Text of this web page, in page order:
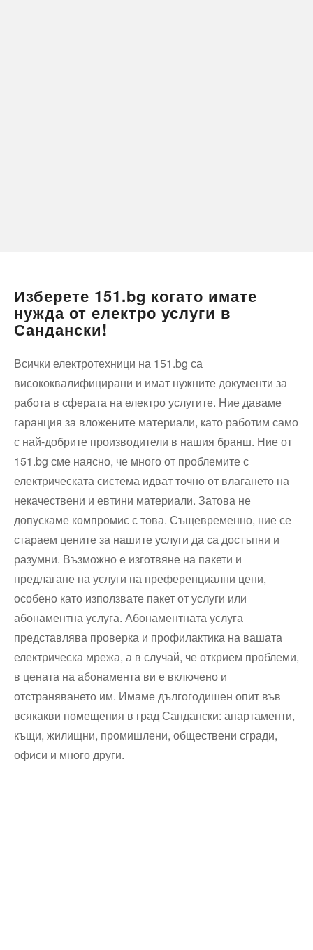
Изберете 151.bg когато имате
нужда от електро услуги в
Сандански!
Всички електротехници на 151.bg са
висококвалифицирани и имат нужните документи за
работа в сферата на електро услугите. Ние даваме
гаранция за вложените материали, като работим само
с най-добрите производители в нашия бранш. Ние от
151.bg сме наясно, че много от проблемите с
електрическата система идват точно от влагането на
некачествени и евтини материали. Затова не
допускаме компромис с това. Същевременно, ние се
стараем цените за нашите услуги да са достъпни и
разумни. Възможно е изготвяне на пакети и
предлагане на услуги на преференциални цени,
особено като използвате пакет от услуги или
абонаментна услуга. Абонаментната услуга
представлява проверка и профилактика на вашата
електрическа мрежа, а в случай, че открием проблеми,
в цената на абонамента ви е включено и
отстраняването им. Имаме дългогодишен опит във
всякакви помещения в град Сандански: апартаменти,
къщи, жилищни, промишлени, обществени сгради,
офиси и много други.